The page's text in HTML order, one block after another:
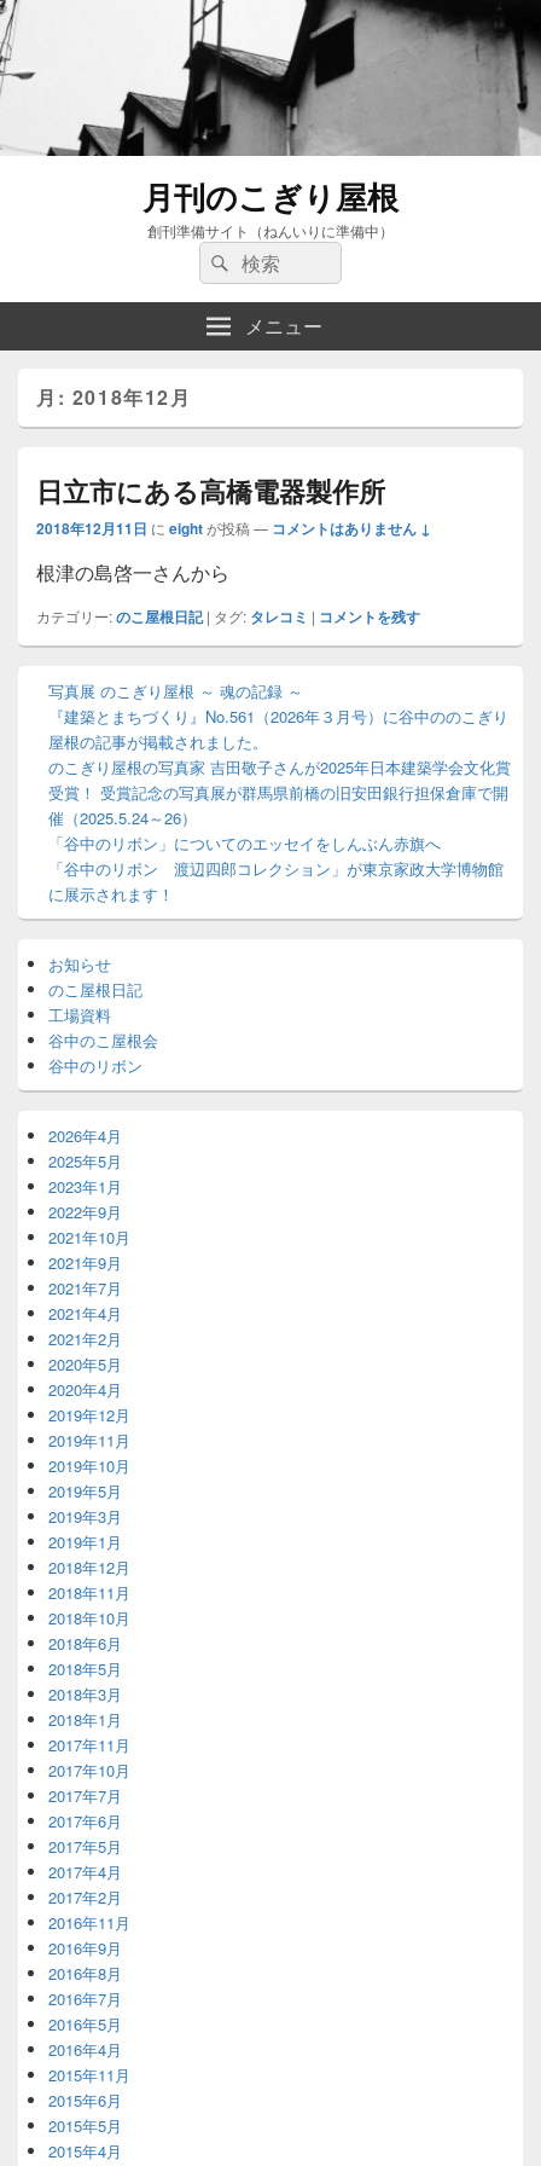
月刊のこぎり屋根
創刊準備サイト（ねんいりに準備中）
検
索:
検
索
メニュー
月: 2018年12月
日立市にある高橋電器製作所
2018年12月11日 に eightが投稿 — コメントはありません ↓
根津の島啓一さんから
カテゴリー:のこ屋根日記 | タグ: タレコミ | コメントを残す
ェ
ト
ア
写真展 のこぎり屋根 ～ 魂の記録 ～
『建築とまちづくり』No.561（2026年３月号）に谷中ののこぎり
屋根の記事が掲載されました。
のこぎり屋根の写真家 吉田敬子さんが2025年日本建築学会文化賞
受賞！ 受賞記念の写真展が群馬県前橋の旧安田銀行担保倉庫で開
催（2025.5.24～26）
「谷中のリボン」についてのエッセイをしんぶん赤旗へ
「谷中のリボン 渡辺四郎コレクション」が東京家政大学博物館
に展示されます！
お知らせ
のこ屋根日記
工場資料
谷中のこ屋根会
谷中のリボン
2026年4月
2025年5月
2023年1月
2022年9月
2021年10月
2021年9月
2021年7月
2021年4月
2021年2月
2020年5月
2020年4月
2019年12月
2019年11月
2019年10月
2019年5月
2019年3月
2019年1月
2018年12月
2018年11月
2018年10月
2018年6月
2018年5月
2018年3月
2018年1月
2017年11月
2017年10月
2017年7月
2017年6月
2017年5月
2017年4月
2017年2月
2016年11月
2016年9月
2016年8月
2016年7月
2016年5月
2016年4月
2015年11月
2015年6月
2015年5月
2015年4月